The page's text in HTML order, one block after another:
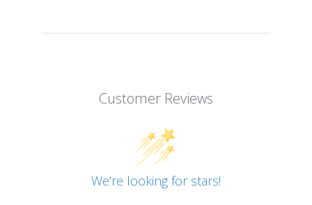
Customer Reviews
We’re looking for stars!